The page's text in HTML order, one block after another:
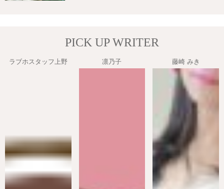
PICK UP WRITER
ラブホスタッフ上野 凛乃子 藤崎 みき